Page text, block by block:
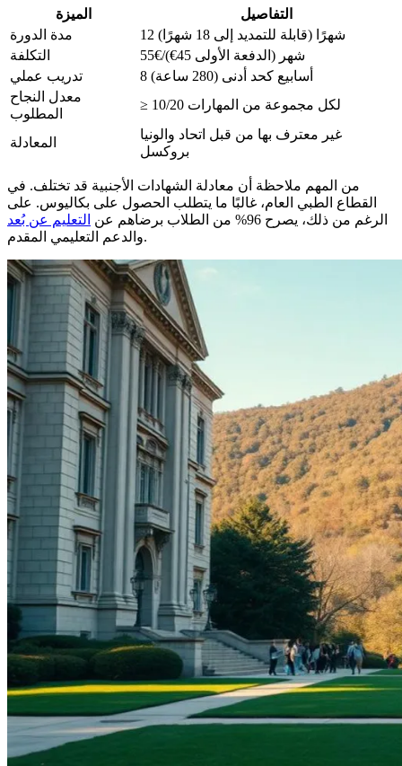
الميزة
التفاصيل
مدة الدورة
12 شهرًا (قابلة للتمديد إلى 18 شهرًا)
التكلفة
55€/شهر (الدفعة الأولى 45€)
تدريب عملي
8 أسابيع كحد أدنى (280 ساعة)
معدل النجاح
المطلوب
≥ 10/20 لكل مجموعة من المهارات
المعادلة
غير معترف بها من قبل اتحاد والونيا
بروكسل
من المهم ملاحظة أن معادلة الشهادات الأجنبية قد تختلف. في
القطاع الطبي العام، غالبًا ما يتطلب الحصول على بكاليوس. على
الرغم من ذلك، يصرح 96% من الطلاب برضاهم عن
التعليم عن بُعد
والدعم التعليمي المقدم.